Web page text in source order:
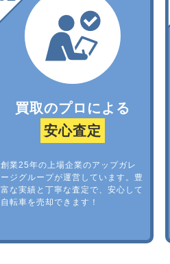
買取のプロによる
安心査定
創業25年の上場企業のアップガレ
ージグループが運営しています。豊
富な実績と丁寧な査定で、安心して
自転車を売却できます！